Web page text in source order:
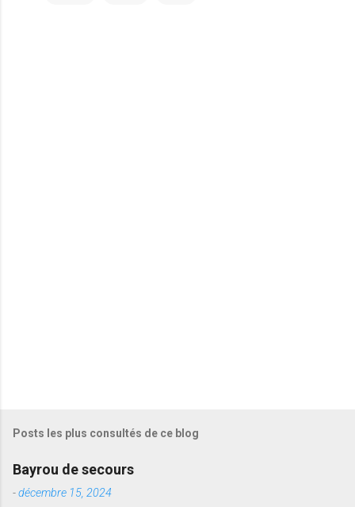
Posts les plus consultés de ce blog
Bayrou de secours
-décembre 15, 2024